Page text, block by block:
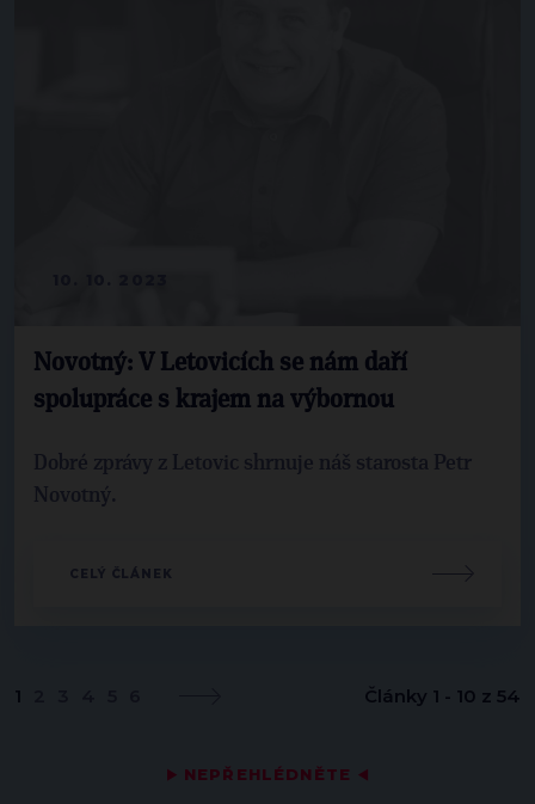
▶ NEPŘEHLÉDNĚTE ◀
Novotný: V Letovicích se nám daří
spolupráce s krajem na výbornou
Dobré zprávy z Letovic shrnuje náš starosta Petr
Novotný.
CELÝ ČLÁNEK
1 Články 1 - 10 z 54